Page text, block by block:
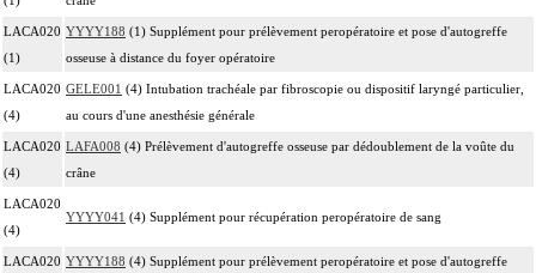
LACA020
(1)
YYYY188 (1) Supplément pour prélèvement peropératoire et pose d'autogreffe
osseuse à distance du foyer opératoire
LACA020
(4)
GELE001 (4) Intubation trachéale par fibroscopie ou dispositif laryngé particulier,
au cours d'une anesthésie générale
LACA020
(4)
LAFA008 (4) Prélèvement d'autogreffe osseuse par dédoublement de la voûte du
crâne
LACA020
(4)
YYYY041 (4) Supplément pour récupération peropératoire de sang
LACA020 YYYY188 (4) Supplément pour prélèvement peropératoire et pose d'autogreffe